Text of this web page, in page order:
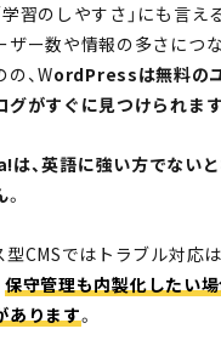
習のしやすさ」にも言え
ザー数や情報の多さにつ
、WordPressは無料の
グがすぐに見つけられま
、英語に強い方でない
。
型CMSではトラブル対応
保守管理も内製化したい
あります。